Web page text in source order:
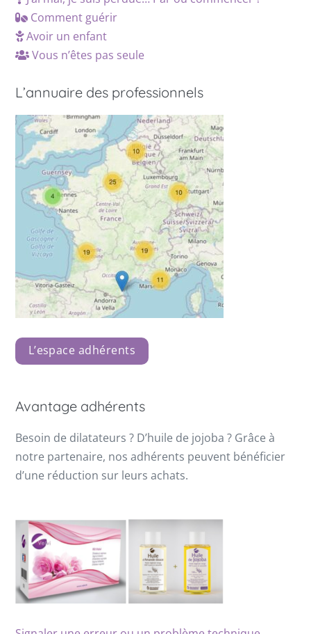
Comment guérir
Avoir un enfant
Vous n’êtes pas seule
L’annuaire des professionnels
L’espace adhérents
Avantage adhérents
Besoin de dilatateurs ? D’huile de jojoba ? Grâce à
notre partenaire, nos adhérents peuvent bénéficier
d’une réduction sur leurs achats.